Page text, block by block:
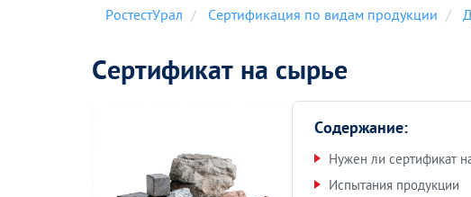
РостестУрал Сертификация по видам продукции
Сертификат на сырье
Содержание:
Нужен ли сертификат
Испытания продукции